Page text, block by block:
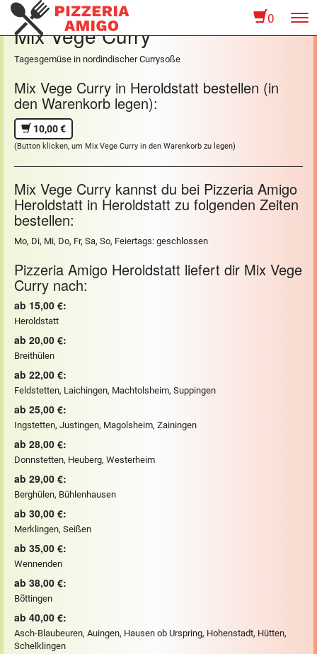
0
Mix Vege Curry
Tagesgemüse in nordindischer Currysoße
Mix Vege Curry in Heroldstatt bestellen (in
den Warenkorb legen):
10,00 €
(Button klicken, um Mix Vege Curry in den Warenkorb zu legen)
Mix Vege Curry kannst du bei Pizzeria Amigo
Heroldstatt in Heroldstatt zu folgenden Zeiten
bestellen:
Mo, Di, Mi, Do, Fr, Sa, So, Feiertags: geschlossen
Pizzeria Amigo Heroldstatt liefert dir Mix Vege
Curry nach:
ab 15,00 €:
Heroldstatt
ab 20,00 €:
Breithülen
ab 22,00 €:
Feldstetten, Laichingen, Machtolsheim, Suppingen
ab 25,00 €:
Ingstetten, Justingen, Magolsheim, Zainingen
ab 28,00 €:
Donnstetten, Heuberg, Westerheim
ab 29,00 €:
Berghülen, Bühlenhausen
ab 30,00 €:
Merklingen, Seißen
ab 35,00 €:
Wennenden
ab 38,00 €:
Bõttingen
ab 40,00 €:
Asch-Blaubeuren, Auingen, Hausen ob Urspring, Hohenstadt, Hütten,
Schelklingen